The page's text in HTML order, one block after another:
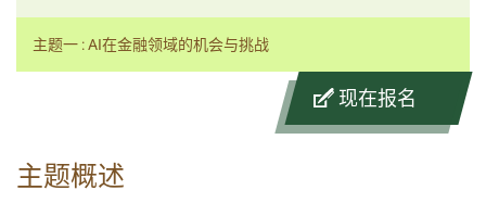
主题一 : AI在金融领域的机会与挑战
现在报名
主题概述